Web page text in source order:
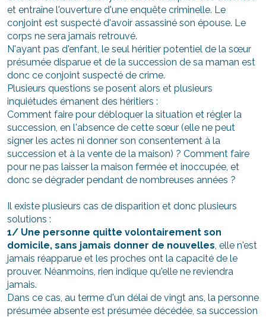
et entraîne l'ouverture d'une enquête criminelle. Le
conjoint est suspecté d'avoir assassiné son épouse. Le
corps ne sera jamais retrouvé.
N'ayant pas d'enfant, le seul héritier potentiel de la sœur
présumée disparue et de la succession de sa maman est
donc ce conjoint suspecté de crime.
Plusieurs questions se posent alors et plusieurs
inquiétudes émanent des héritiers :
Comment faire pour débloquer la situation et régler la
succession, en l'absence de cette sœur (elle ne peut
signer les actes ni donner son consentement à la
succession et à la vente de la maison) ? Comment faire
pour ne pas laisser la maison fermée et inoccupée, et
donc se dégrader pendant de nombreuses années ?
Il existe plusieurs cas de disparition et donc plusieurs
solutions :
1/ Une personne quitte volontairement son
domicile, sans jamais donner de nouvelles , elle n'est
jamais réapparue et les proches ont la capacité de le
prouver. Néanmoins, rien indique qu'elle ne reviendra
jamais.
Dans ce cas, au terme d'un délai de vingt ans, la personne
présumée absente est présumée décédée, sa succession